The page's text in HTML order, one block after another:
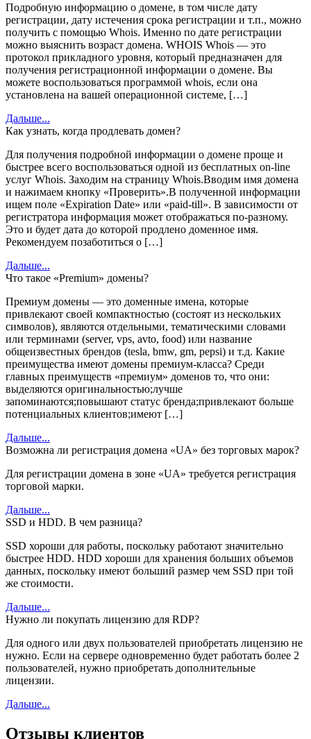
Подробную информацию о домене, в том числе дату
регистрации, дату истечения срока регистрации и т.п., можно
получить с помощью Whois. Именно по дате регистрации
можно выяснить возраст домена. WHOIS Whois — это
протокол прикладного уровня, который предназначен для
получения регистрационной информации о домене. Вы
можете воспользоваться программой whois, если она
установлена на вашей операционной системе, […]
Дальше...
Как узнать, когда продлевать домен?
Для получения подробной информации о домене проще и
быстрее всего воспользоваться одной из бесплатных on-line
услуг Whois. Заходим на страницу Whois.Вводим имя домена
и нажимаем кнопку «Проверить».В полученной информации
ищем поле «Expiration Date» или «paid-till». В зависимости от
регистратора информация может отображаться по-разному.
Это и будет дата до которой продлено доменное имя.
Рекомендуем позаботиться о […]
Дальше...
Что такое «Premium» домены?
Премиум домены — это доменные имена, которые
привлекают своей компактностью (состоят из нескольких
символов), являются отдельными, тематическими словами
или терминами (server, vps, avto, food) или название
общеизвестных брендов (tesla, bmw, gm, pepsi) и т.д. Какие
преимущества имеют домены премиум-класса? Среди
главных преимуществ «премиум» доменов то, что они:
выделяются оригинальностью;лучше
запоминаются;повышают статус бренда;привлекают больше
потенциальных клиентов;имеют […]
Дальше...
Возможна ли регистрация домена «UA» без торговых марок?
Для регистрации домена в зоне «UA» требуется регистрация
торговой марки.
Дальше...
SSD и HDD. В чем разница?
SSD хороши для работы, поскольку работают значительно
быстрее HDD. HDD хороши для хранения больших объемов
данных, поскольку имеют больший размер чем SSD при той
же стоимости.
Дальше...
Нужно ли покупать лицензию для RDP?
Для одного или двух пользователей приобретать лицензию не
нужно. Если на сервере одновременно будет работать более 2
пользователей, нужно приобретать дополнительные
лицензии.
Дальше...
Отзывы клиентов